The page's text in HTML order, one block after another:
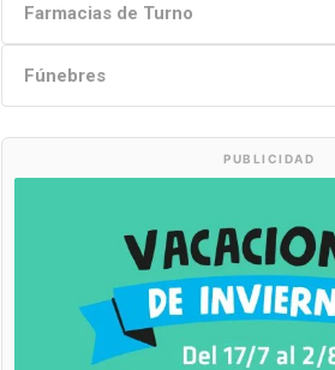
Farmacias de Turno
Fúnebres
PUBLICIDAD